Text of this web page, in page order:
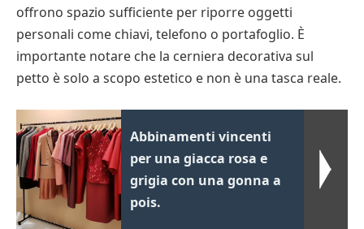
offrono spazio sufficiente per riporre oggetti
personali come chiavi, telefono o portafoglio. È
importante notare che la cerniera decorativa sul
petto è solo a scopo estetico e non è una tasca reale.
Abbinamenti vincenti
per una giacca rosa e
grigia con una gonna a
pois.